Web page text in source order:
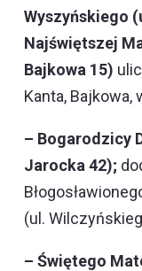
Wyszyńskiego
Najświętszej
Bajkowa 15)
Kanta, Bajkowa,
– Bogarodzicy
Jarocka 42);
(ul.
– Świętego